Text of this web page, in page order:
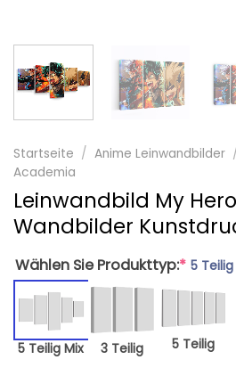
Startseite / Anime Leinwandbilder /
Academia
Leinwandbild My
Wandbilder
Wählen Sie Produkttyp:* 5 Teilig
5 Teilig Mix 3 Teilig 5 Teilig